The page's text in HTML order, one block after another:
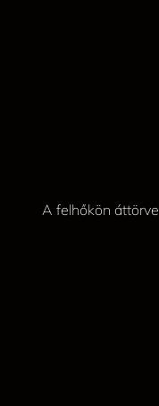
A felhőkön áttörve